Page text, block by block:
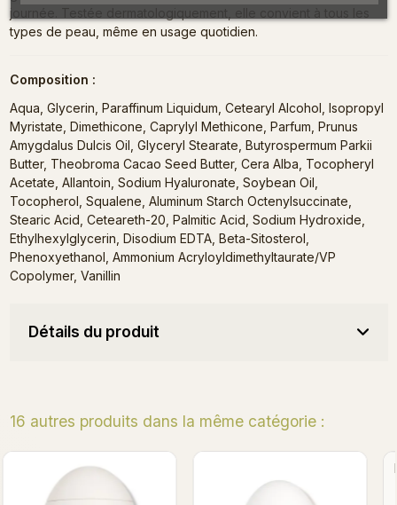
journée. Testée dermatologiquement, elle convient à tous les
types de peau, même en usage quotidien.
Composition :
Aqua, Glycerin, Paraffinum Liquidum, Cetearyl Alcohol, Isopropyl
Myristate, Dimethicone, Caprylyl Methicone, Parfum, Prunus
Amygdalus Dulcis Oil, Glyceryl Stearate, Butyrospermum Parkii
Butter, Theobroma Cacao Seed Butter, Cera Alba, Tocopheryl
Acetate, Allantoin, Sodium Hyaluronate, Soybean Oil,
Tocopherol, Squalene, Aluminum Starch Octenylsuccinate,
Stearic Acid, Ceteareth-20, Palmitic Acid, Sodium Hydroxide,
Ethylhexylglycerin, Disodium EDTA, Beta-Sitosterol,
Phenoxyethanol, Ammonium Acryloyldimethyltaurate/VP
Copolymer, Vanillin
Détails du produit
16 autres produits dans la même catégorie :
NOUVEAU
Mango Sticky Rice - Hand
& Body Cream 60 ml
All Berries - Hand & Body
Cream 60ml